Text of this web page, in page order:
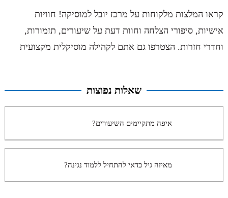
קראו המלצות מלקוחות על מרכז יובל למוסיקה! חוויות
אישיות, סיפורי הצלחה וחוות דעת על שיעורים, תזמורות,
וחדרי חזרות. הצטרפו גם אתם לקהילה מוסיקלית מקצועית
שאלות נפוצות
איפה מתקיימים השיעורים?
מאיזה גיל כדאי להתחיל ללמוד נגינה?